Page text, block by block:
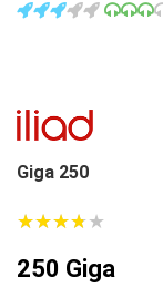
Giga 250
★★★★★
★★★★★
250 Giga